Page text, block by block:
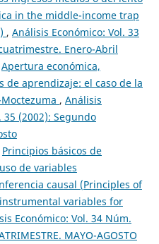
in the middle-income trap
, Análisis Económico: Vol. 33
Enero-Abril
Apertura económica,
de aprendizaje: el caso de la
, Análisis
35 (2002): Segundo
Principios básicos de
de variables
causal (Principles of
variables for
Económico: Vol. 34 Núm.
MAYO-AGOSTO